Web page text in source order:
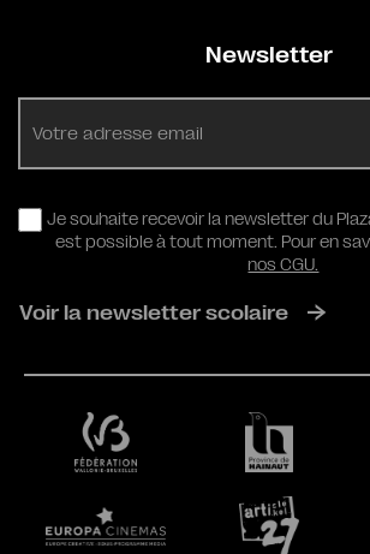
Newsletter
RGPD
Je souhaite recevoir la newsletter du
est possible à tout moment. Pour en
nos CGU.
Voir la newsletter scolaire